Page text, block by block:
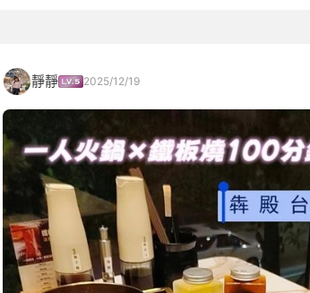
靜靜 2025/12/19